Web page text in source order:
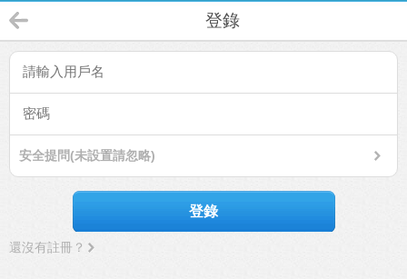
登錄
安全提問(未設置請忽略)
登錄
還沒有註冊？